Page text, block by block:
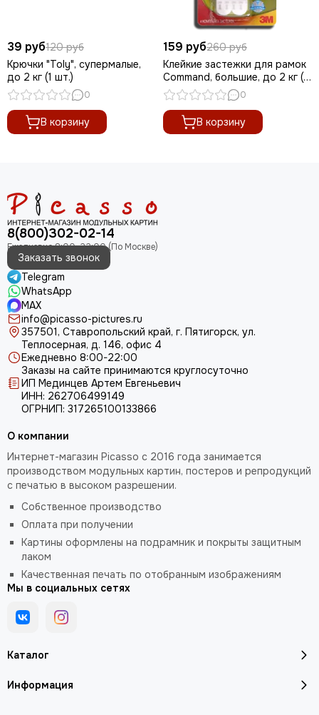
39 руб120 руб
Крючки "Toly", супермалые,
до 2 кг (1 шт.)
0
В корзину
159 руб260 руб
Клейкие застежки для рамок
Command, большие, до 2 кг (1
шт.)
0
В корзину
8(800)302-02-14
Заказать звонок
Telegram
WhatsApp
MAX
info@picasso-pictures.ru
357501, Ставропольский край, г. Пятигорск, ул.
Теплосерная, д. 146, офис 4
Ежедневно 8:00-22:00
Заказы на сайте принимаются круглосуточно
ИП Мединцев Артем Евгеньевич
ИНН: 262706499149
ОГРНИП: 317265100133866
Каталог
Информация
О компании
Интернет-магазин Picasso с 2016 года занимается
производством модульных картин, постеров и репродукций
с печатью в высоком разрешении.
Собственное производство
Оплата при получении
Картины оформлены на подрамник и покрыты защитным
лаком
Качественная печать по отобранным изображениям
Мы в социальных сетях